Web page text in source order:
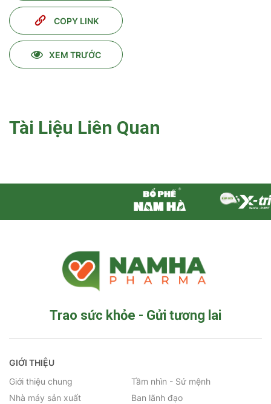
COPY LINK
XEM TRƯỚC
Tài Liệu Liên Quan
Trao sức khỏe - Gửi tương lai
GIỚI THIỆU
Giới thiệu chung
Tầm nhìn - Sứ mệnh
Nhà máy sản xuất
Ban lãnh đạo